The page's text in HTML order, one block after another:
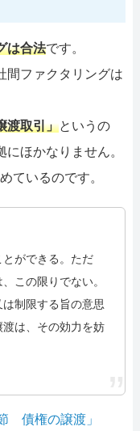
は合法です。
間ファクタリングは
渡取引」というの
ほかなりません。
ているのです。
ができる。ただ
この限りでない。
制限する旨の意思
は、その効力を妨
債権の譲渡」